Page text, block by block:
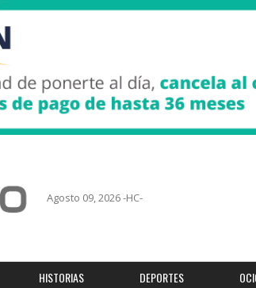
Agosto 09, 2026 -HC-
HISTORIAS DEPORTES